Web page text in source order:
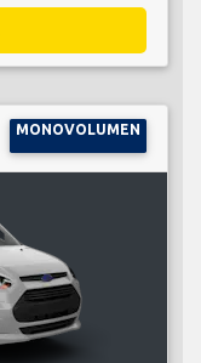
MONOVOLUMEN